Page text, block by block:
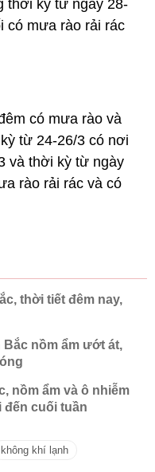
thời kỳ từ ngày 28-
có mưa rào rải rác
có mưa rào và
từ 24-26/3 có nơi
và thời kỳ từ ngày
rào rải rác và có
thời tiết đêm nay,
Bắc nồm ẩm ướt át,
nồm ẩm và ô nhiễm
đến cuối tuần
không khí lạnh